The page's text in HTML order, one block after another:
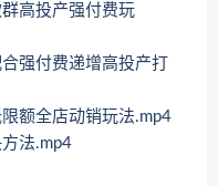
高投产强付费玩
强付费递增高投产打
额全店动销玩法.mp4
法.mp4